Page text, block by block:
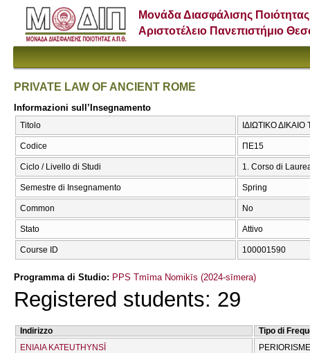
Μονάδα Διασφάλισης Ποιότητας
Αριστοτέλειο Πανεπιστήμιο
PRIVATE LAW OF ANCIENT ROME
Informazioni sull’Insegnamento
Titolo ΙΔΙΩΤΙΚΟ
Codice ΠΕ15
Ciclo / Livello di Studi 1. Corso di
Semestre di Insegnamento Spring
Common No
Stato Attivo
Course ID 100001590
Programma di Studio: PPS Tmīma Nomikīs (2024-sīmera)
Registered students: 29
Indirizzo
Tipo di
ENIAIA KATEUTHYNSĪ